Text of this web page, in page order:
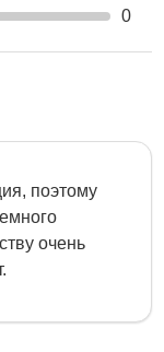
0
поэтому
очень